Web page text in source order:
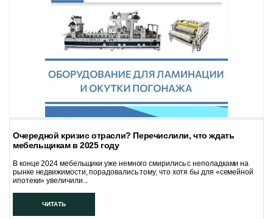
Очередной кризис отрасли? Перечислили, что ждать
мебельщикам в 2025 году
В конце 2024 мебельщики уже немного смирились с неполадками на
рынке недвижимости, порадовались тому, что хотя бы для «семейной
ипотеки» увеличили...
ЧИТАТЬ